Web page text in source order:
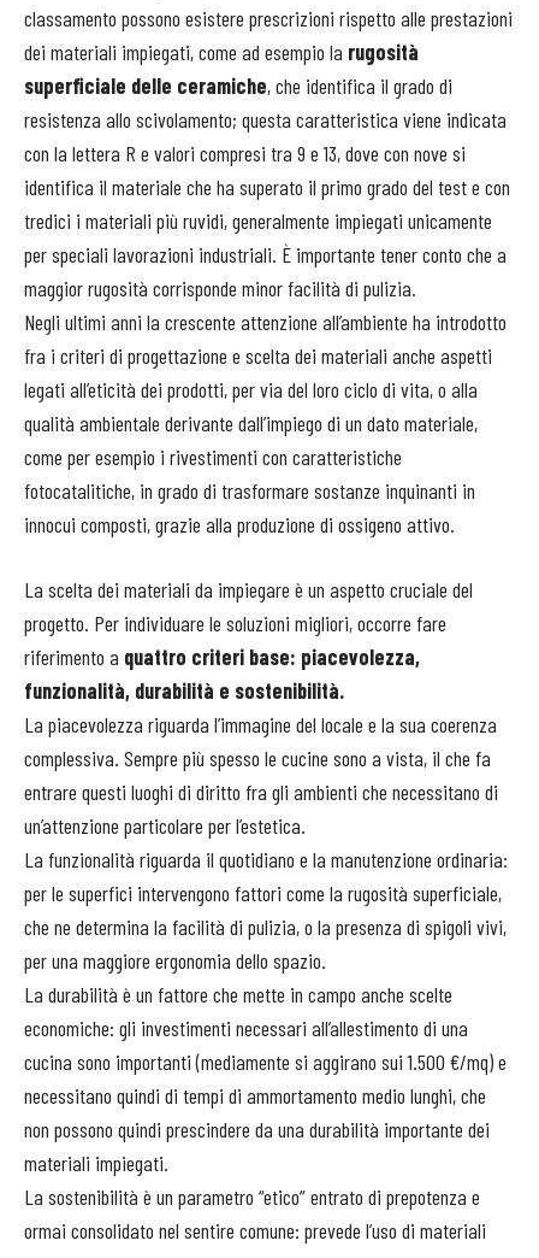
classamento possono esistere prescrizioni rispetto alle prestazioni
dei materiali impiegati, come ad esempio la rugosità
superficiale delle ceramiche, che identifica il grado di
resistenza allo scivolamento; questa caratteristica viene indicata
con la lettera R e valori compresi tra 9 e 13, dove con nove si
identifica il materiale che ha superato il primo grado del test e con
tredici i materiali più ruvidi, generalmente impiegati unicamente
per speciali lavorazioni industriali. È importante tener conto che a
maggior rugosità corrisponde minor facilità di pulizia.
Negli ultimi anni la crescente attenzione all’ambiente ha introdotto
fra i criteri di progettazione e scelta dei materiali anche aspetti
legati all’eticità dei prodotti, per via del loro ciclo di vita, o alla
qualità ambientale derivante dall’impiego di un dato materiale,
come per esempio i rivestimenti con caratteristiche
fotocatalitiche, in grado di trasformare sostanze inquinanti in
innocui composti, grazie alla produzione di ossigeno attivo.
La scelta dei materiali da impiegare è un aspetto cruciale del
progetto. Per individuare le soluzioni migliori, occorre fare
riferimento a quattro criteri base: piacevolezza,
funzionalità, durabilità e sostenibilità.
La piacevolezza riguarda l’immagine del locale e la sua coerenza
complessiva. Sempre più spesso le cucine sono a vista, il che fa
entrare questi luoghi di diritto fra gli ambienti che necessitano di
un’attenzione particolare per l’estetica.
La funzionalità riguarda il quotidiano e la manutenzione ordinaria:
per le superfici intervengono fattori come la rugosità superficiale,
che ne determina la facilità di pulizia, o la presenza di spigoli vivi,
per una maggiore ergonomia dello spazio.
La durabilità è un fattore che mette in campo anche scelte
economiche: gli investimenti necessari all’allestimento di una
cucina sono importanti (mediamente si aggirano sui 1.500 €/mq) e
necessitano quindi di tempi di ammortamento medio lunghi, che
non possono quindi prescindere da una durabilità importante dei
materiali impiegati.
La sostenibilità è un parametro “etico” entrato di prepotenza e
ormai consolidato nel sentire comune: prevede l’uso di materiali